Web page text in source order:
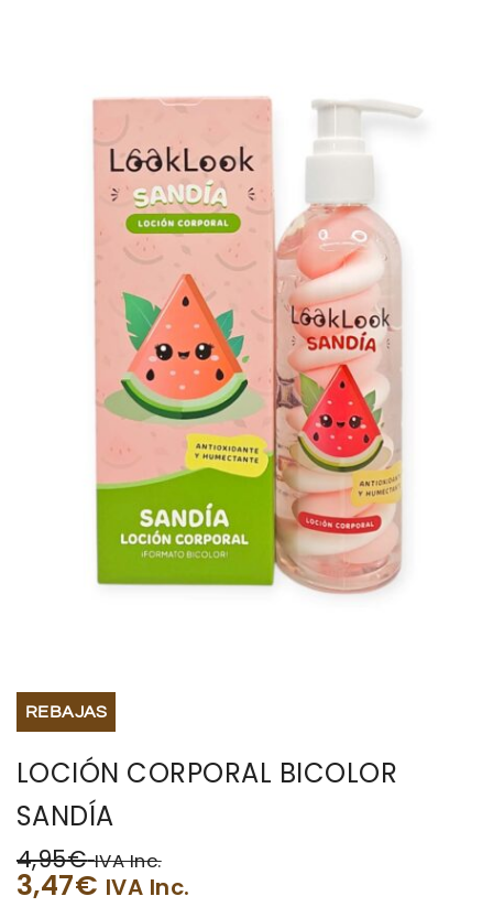
MODA CHICA
BEAUTY
PERFUMES
BISUTERIA
BOLSOS Y MONEDEROS
CALZADO
COMPLEMENTOS
TECNOLOGIA
REBAJAS
LOCIÓN CORPORAL BICOLOR
SANDÍA
4,95€ IVA Inc.
3,47€ IVA Inc.